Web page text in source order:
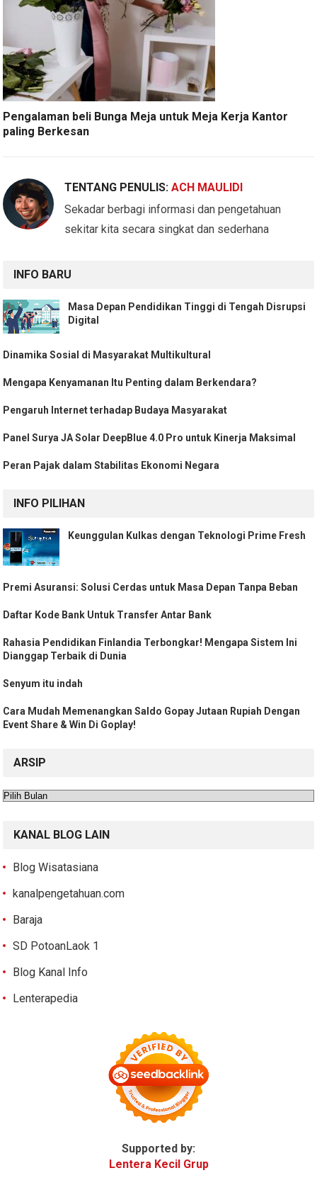
Pengalaman beli Bunga Meja untuk Meja Kerja Kantor
paling Berkesan
TENTANG PENULIS:ACH MAULIDI
Sekadar berbagi informasi dan pengetahuan
sekitar kita secara singkat dan sederhana
INFO BARU
Masa Depan Pendidikan Tinggi di Tengah Disrupsi
Digital
Dinamika Sosial di Masyarakat Multikultural
Mengapa Kenyamanan Itu Penting dalam Berkendara?
Pengaruh Internet terhadap Budaya Masyarakat
Panel Surya JA Solar DeepBlue 4.0 Pro untuk Kinerja Maksimal
Peran Pajak dalam Stabilitas Ekonomi Negara
INFO PILIHAN
Keunggulan Kulkas dengan Teknologi Prime Fresh
Premi Asuransi: Solusi Cerdas untuk Masa Depan Tanpa Beban
Daftar Kode Bank Untuk Transfer Antar Bank
Rahasia Pendidikan Finlandia Terbongkar! Mengapa Sistem Ini
Dianggap Terbaik di Dunia
Senyum itu indah
Cara Mudah Memenangkan Saldo Gopay Jutaan Rupiah Dengan
Event Share & Win Di Goplay!
ARSIP
Arsip
KANAL BLOG LAIN
Blog Wisatasiana
kanalpengetahuan.com
Baraja
SD PotoanLaok 1
Blog Kanal Info
Lenterapedia
Supported by:
Lentera Kecil Grup